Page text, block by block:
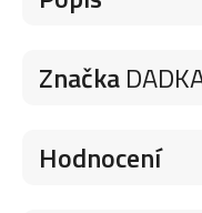
Značka
Hodnocení